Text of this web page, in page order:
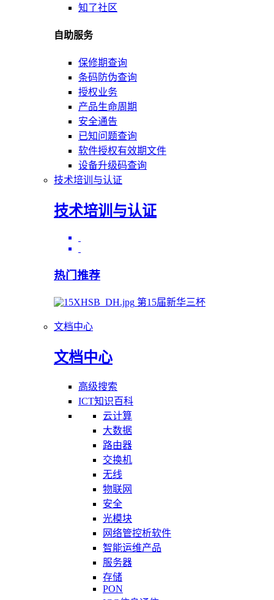
知了社区
自助服务
保修期查询
条码防伪查询
授权业务
产品生命周期
安全通告
已知问题查询
软件授权有效期文件
设备升级码查询
技术培训与认证
技术培训与认证
热门推荐
第15届新华三杯
文档中心
文档中心
高级搜索
ICT知识百科
云计算
大数据
路由器
交换机
无线
物联网
安全
光模块
网络管控析软件
智能运维产品
服务器
存储
PON